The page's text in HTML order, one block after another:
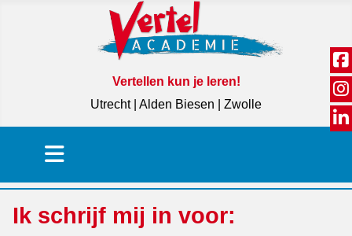
Vertellen kun je leren!
Utrecht | Alden Biesen | Zwolle
Ik schrijf mij in voor: